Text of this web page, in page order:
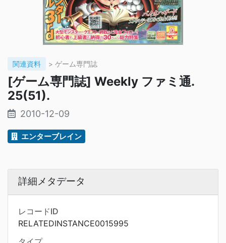
関連資料 > ゲーム専門誌
[ゲーム専門誌] Weekly ファミ通.
25(51).
2010-12-09
エンターブレイン
詳細メタデータ
レコードID
RELATEDINSTANCE0015995